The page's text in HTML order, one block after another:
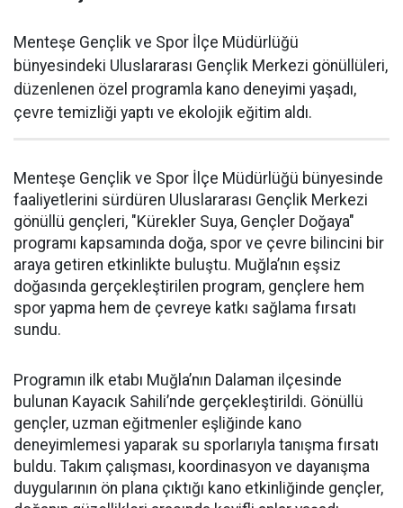
Menteşe Gençlik ve Spor İlçe Müdürlüğü
bünyesindeki Uluslararası Gençlik Merkezi gönüllüleri,
düzenlenen özel programla kano deneyimi yaşadı,
çevre temizliği yaptı ve ekolojik eğitim aldı.
Menteşe Gençlik ve Spor İlçe Müdürlüğü bünyesinde
faaliyetlerini sürdüren Uluslararası Gençlik Merkezi
gönüllü gençleri, "Kürekler Suya, Gençler Doğaya"
programı kapsamında doğa, spor ve çevre bilincini bir
araya getiren etkinlikte buluştu. Muğla’nın eşsiz
doğasında gerçekleştirilen program, gençlere hem
spor yapma hem de çevreye katkı sağlama fırsatı
sundu.
Programın ilk etabı Muğla’nın Dalaman ilçesinde
bulunan Kayacık Sahili’nde gerçekleştirildi. Gönüllü
gençler, uzman eğitmenler eşliğinde kano
deneyimlemesi yaparak su sporlarıyla tanışma fırsatı
buldu. Takım çalışması, koordinasyon ve dayanışma
duygularının ön plana çıktığı kano etkinliğinde gençler,